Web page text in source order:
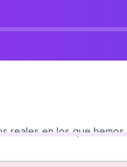
reales en los que